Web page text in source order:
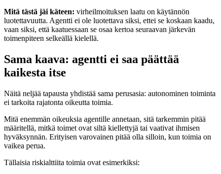
Mitä tästä jäi käteen: virheilmoituksen laatu on käytännön
luotettavuutta. Agentti ei ole luotettava siksi, ettei se koskaan kaadu,
vaan siksi, että kaatuessaan se osaa kertoa seuraavan järkevän
toimenpiteen selkeällä kielellä.
Sama kaava: agentti ei saa päättää
kaikesta itse
Näitä neljää tapausta yhdistää sama perusasia: autonominen toiminta
ei tarkoita rajatonta oikeutta toimia.
Mitä enemmän oikeuksia agentille annetaan, sitä tarkemmin pitää
määritellä, mitkä toimet ovat siltä kiellettyjä tai vaativat ihmisen
hyväksynnän. Erityisen varovainen pitää olla silloin, kun toimia on
vaikea perua.
Tällaisia riskialttiita toimia ovat esimerkiksi: